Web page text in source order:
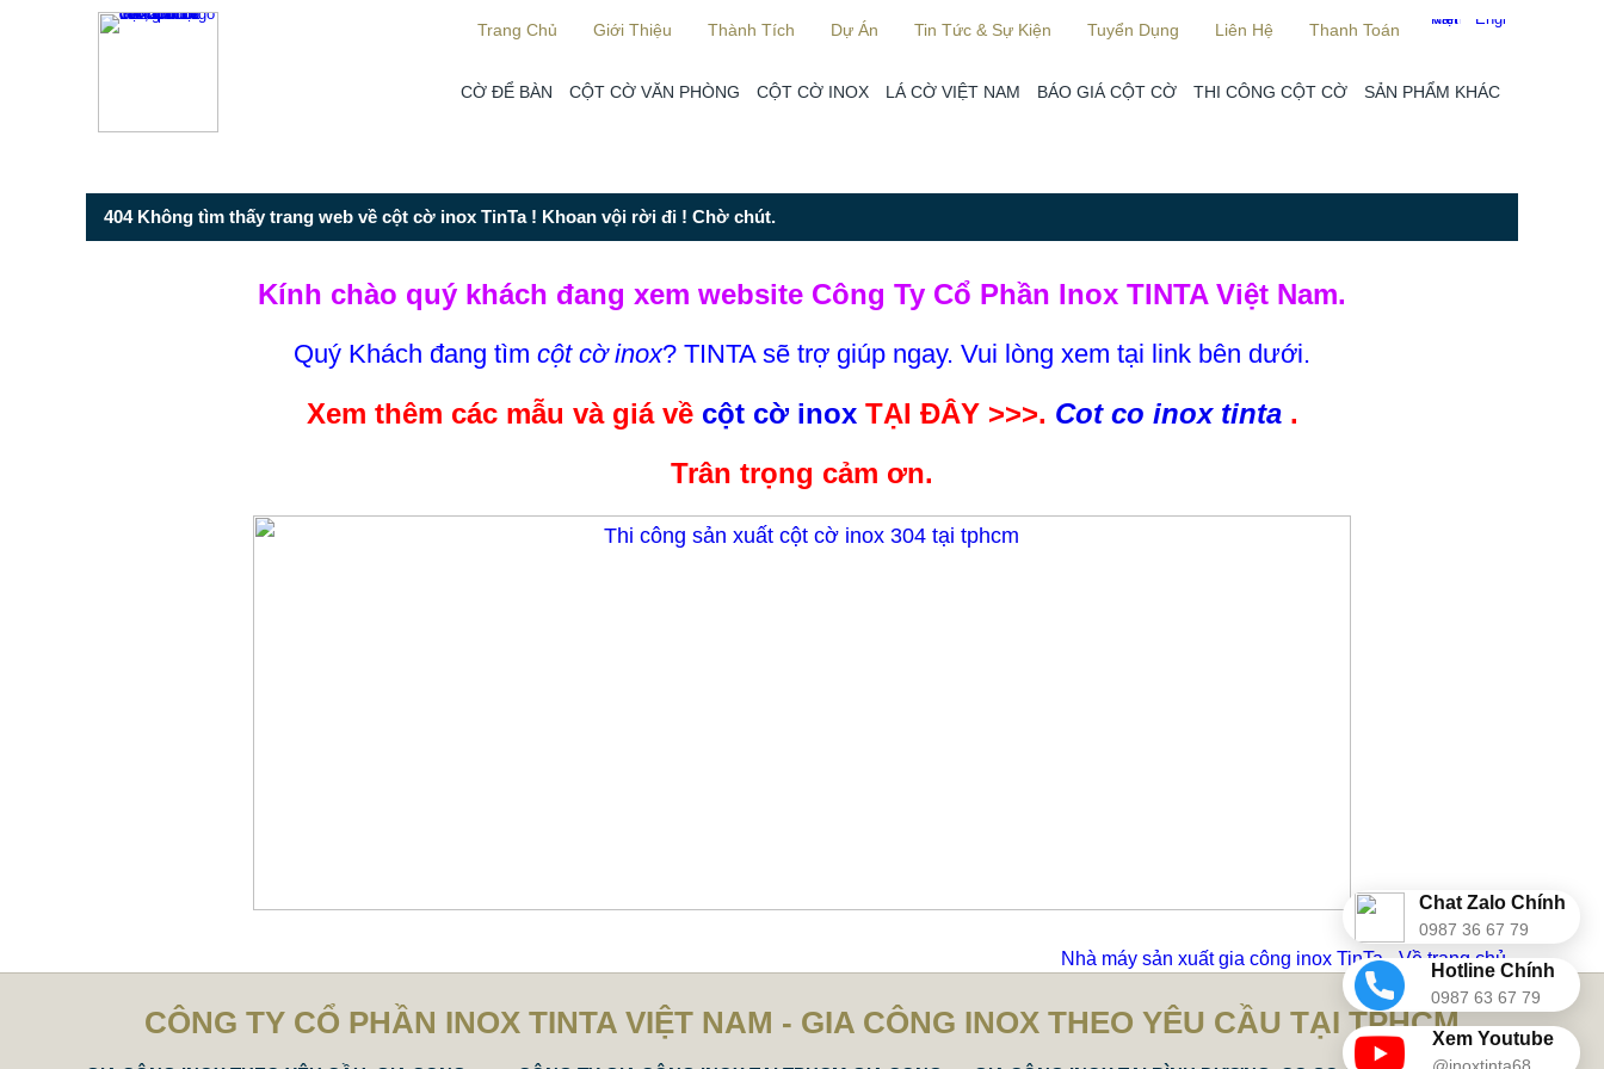
Trang Chủ Giới Thiệu Thành Tích Dự Án Tin Tức & Sự Kiện Tuyển Dụng Liên Hệ Thanh Toán
CỜ ĐỂ BÀN CỘT CỜ VĂN PHÒNG CỘT CỜ INOX LÁ CỜ VIỆT NAM BÁO GIÁ CỘT CỜ THI CÔNG CỘT CỜ SẢN PHẨM KHÁC
Từ mục này trở xuống là mã nguồn Zalo
Chat Zalo Chính
0987 36 67 79
Hotline Chính
0987 63 67 79
Xem Youtube
@inoxtinta68
404 Không tìm thấy trang web về cột cờ inox TinTa ! Khoan vội rời đi ! Chờ chút.
Kính chào quý khách đang xem website Công Ty Cổ Phần Inox TINTA Việt Nam.
Quý Khách đang tìm cột cờ inox? TINTA sẽ trợ giúp ngay. Vui lòng xem tại link bên dưới.
Xem thêm các mẫu và giá về cột cờ inoxTẠI ĐÂY >>>. Cot co inox tinta.
Trân trọng cảm ơn.
Nhà máy sản xuất gia công inox TinTa - Về trang chủ
CÔNG TY CỔ PHẦN INOX TINTA VIỆT NAM - GIA CÔNG INOX THEO YÊU CẦU TẠI TPHCM